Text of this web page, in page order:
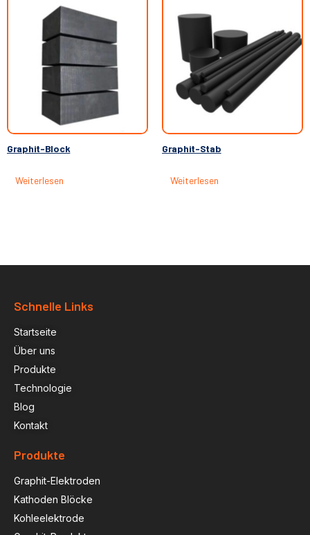
Graphit-Block
Weiterlesen
Graphit-Stab
Weiterlesen
Schnelle Links
Startseite
Über uns
Produkte
Technologie
Blog
Kontakt
Produkte
Graphit-Elektroden
Kathoden Blöcke
Kohleelektrode